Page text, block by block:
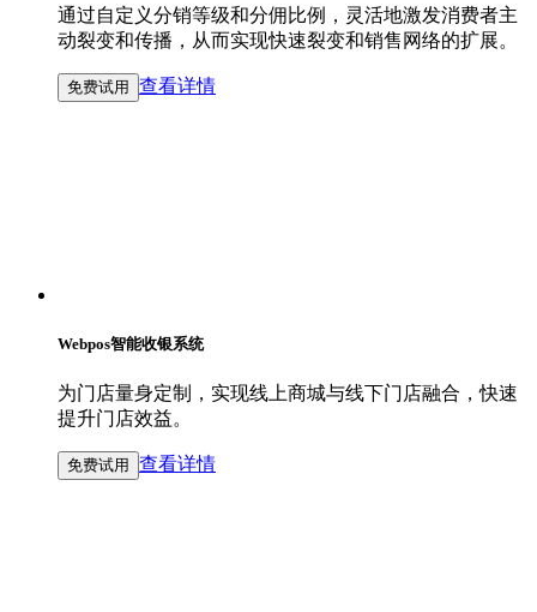
通过自定义分销等级和分佣比例，灵活地激发消费者主
动裂变和传播，从而实现快速裂变和销售网络的扩展。
免费试用 查看详情
Webpos智能收银系统
为门店量身定制，实现线上商城与线下门店融合，快速
提升门店效益。
免费试用 查看详情